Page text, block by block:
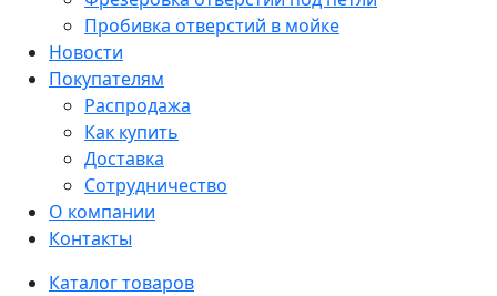
Пробивка отверстий в мойке
Новости
Покупателям
Распродажа
Как купить
Доставка
Сотрудничество
О компании
Контакты
Каталог товаров